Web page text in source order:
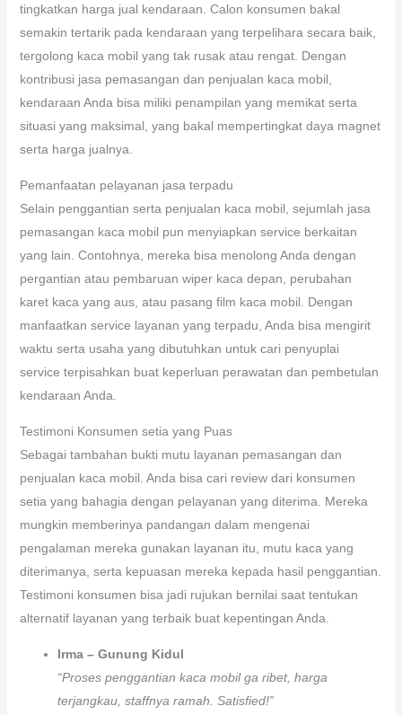
tingkatkan harga jual kendaraan. Calon konsumen bakal
semakin tertarik pada kendaraan yang terpelihara secara baik,
tergolong kaca mobil yang tak rusak atau rengat. Dengan
kontribusi jasa pemasangan dan penjualan kaca mobil,
kendaraan Anda bisa miliki penampilan yang memikat serta
situasi yang maksimal, yang bakal mempertingkat daya magnet
serta harga jualnya.
Pemanfaatan pelayanan jasa terpadu
Selain penggantian serta penjualan kaca mobil, sejumlah jasa
pemasangan kaca mobil pun menyiapkan service berkaitan
yang lain. Contohnya, mereka bisa menolong Anda dengan
pergantian atau pembaruan wiper kaca depan, perubahan
karet kaca yang aus, atau pasang film kaca mobil. Dengan
manfaatkan service layanan yang terpadu, Anda bisa mengirit
waktu serta usaha yang dibutuhkan untuk cari penyuplai
service terpisahkan buat keperluan perawatan dan pembetulan
kendaraan Anda.
Testimoni Konsumen setia yang Puas
Sebagai tambahan bukti mutu layanan pemasangan dan
penjualan kaca mobil. Anda bisa cari review dari konsumen
setia yang bahagia dengan pelayanan yang diterima. Mereka
mungkin memberinya pandangan dalam mengenai
pengalaman mereka gunakan layanan itu, mutu kaca yang
diterimanya, serta kepuasan mereka kepada hasil penggantian.
Testimoni konsumen bisa jadi rujukan bernilai saat tentukan
alternatif layanan yang terbaik buat kepentingan Anda.
Irma – Gunung Kidul
“Proses penggantian kaca mobil ga ribet, harga
terjangkau, staffnya ramah. Satisfied!”